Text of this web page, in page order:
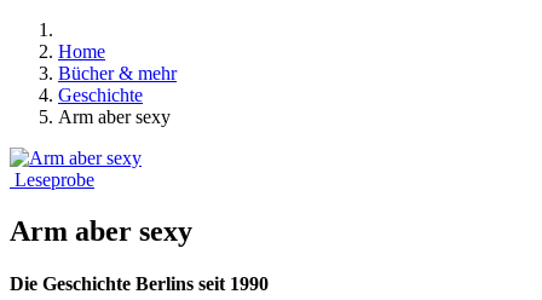
Home
Bücher & mehr
Geschichte
Arm aber sexy
Leseprobe
Arm aber sexy
Die Geschichte Berlins seit 1990